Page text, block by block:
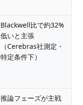
Blackwell比で約32%
低いと主張
（Cerebras社測定・
特定条件下）
推論フェーズが主戦